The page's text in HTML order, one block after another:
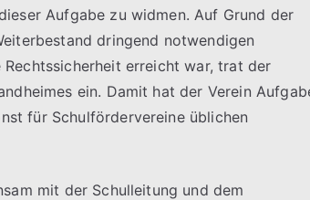
Aufgabe zu widmen. Auf Grund der
dringend notwendigen
erreicht war, trat der
ein. Damit hat der Verein
für Schulfördervereine üblichen
mit der Schulleitung und dem